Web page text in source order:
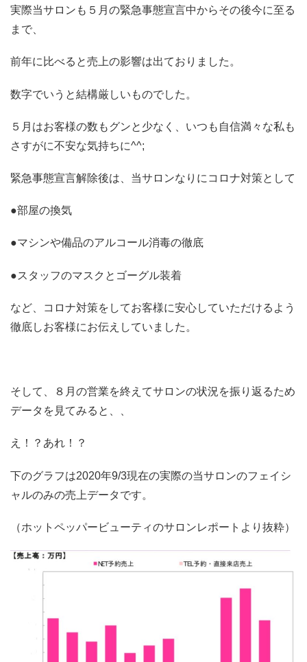
実際当サロンも５月の緊急事態宣言中からその後今に至る
まで、
前年に比べると売上の影響は出ておりました。
数字でいうと結構厳しいものでした。
５月はお客様の数もグンと少なく、いつも自信満々な私も
さすがに不安な気持ちに^^;
緊急事態宣言解除後は、当サロンなりにコロナ対策として
●部屋の換気
●マシンや備品のアルコール消毒の徹底
●スタッフのマスクとゴーグル装着
など、コロナ対策をしてお客様に安心していただけるよう
徹底しお客様にお伝えしていました。
そして、８月の営業を終えてサロンの状況を振り返るため
データを見てみると、、
え！？あれ！？
下のグラフは2020年9/3現在の実際の当サロンのフェイシ
ャルのみの売上データです。
（ホットペッパービューティのサロンレポートより抜粋）